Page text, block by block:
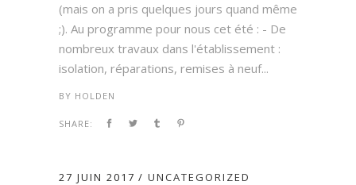
(mais on a pris quelques jours quand même
;). Au programme pour nous cet été : - De
nombreux travaux dans l'établissement :
isolation, réparations, remises à neuf...
BY HOLDEN
SHARE:
27 JUIN 2017 UNCATEGORIZED